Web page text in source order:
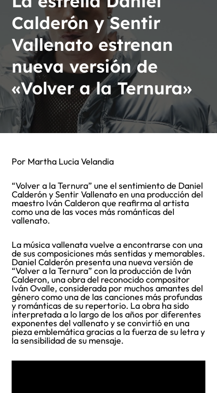
Calderón y Sentir
Vallenato estrenan
nueva versión de
«Volver a la Ternura»
Por Martha Lucia Velandia
“Volver a la Ternura” une el sentimiento de Daniel
Calderón y Sentir Vallenato en una producción del
maestro Iván Calderon que reafirma al artista
como una de las voces más románticas del
vallenato.
La música vallenata vuelve a encontrarse con una
de sus composiciones más sentidas y memorables.
Daniel Calderón presenta una nueva versión de
“Volver a la Ternura” con la producción de Iván
Calderon, una obra del reconocido compositor
Iván Ovalle, considerada por muchos amantes del
género como una de las canciones más profundas
y románticas de su repertorio. La obra ha sido
interpretada a lo largo de los años por diferentes
exponentes del vallenato y se convirtió en una
pieza emblemática gracias a la fuerza de su letra y
la sensibilidad de su mensaje.